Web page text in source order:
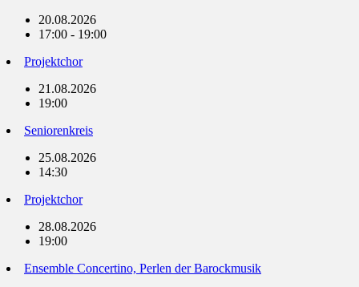
20.08.2026
17:00 - 19:00
Projektchor
21.08.2026
19:00
Seniorenkreis
25.08.2026
14:30
Projektchor
28.08.2026
19:00
Ensemble Concertino, Perlen der Barockmusik